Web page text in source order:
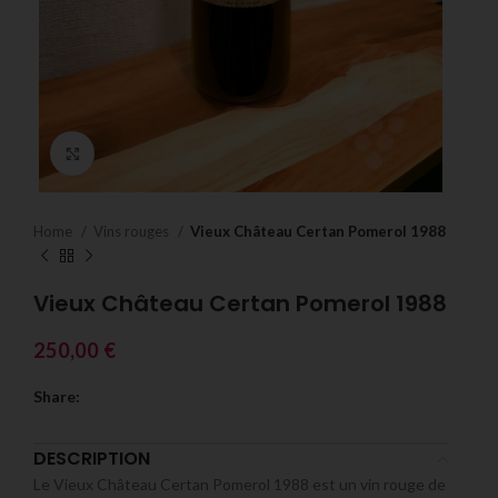
Home Vins rouges Vieux Château Certan Pomerol 1988
Vieux Château Certan Pomerol 1988
250,00 €
Share:
DESCRIPTION
Le Vieux Château Certan Pomerol 1988 est un vin rouge de